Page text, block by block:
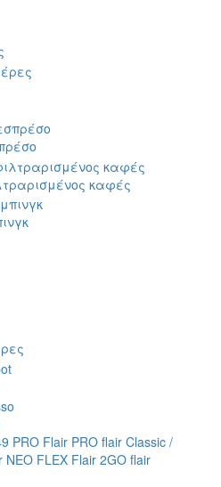
καφές
PRO Flair PRO flair Classic /
NEO FLEX Flair 2GO flair